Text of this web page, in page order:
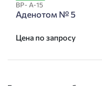
ВР- А-15
Аденотом № 5
Цена по запросу